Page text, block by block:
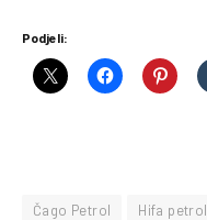
Podjeli:
Čago Petrol Hifa petrol